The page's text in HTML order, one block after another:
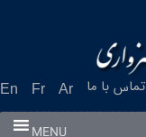
En Fr Ar تماس با ما